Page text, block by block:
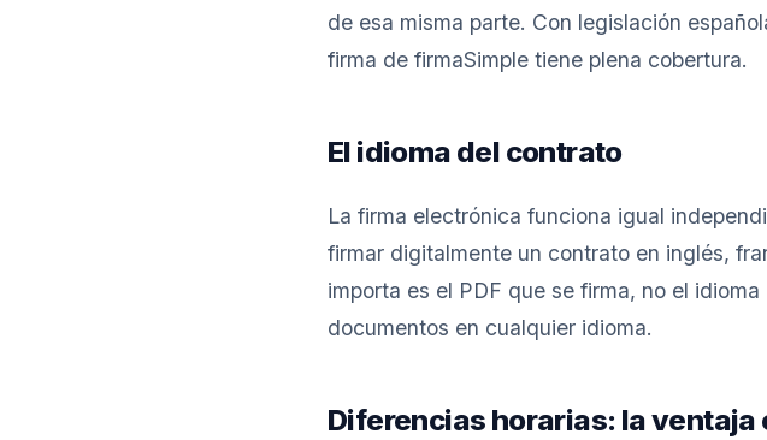
de esa misma parte. Con legislación
firma de firmaSimple tiene plena cobertura.
El idioma del contrato
La firma electrónica funciona igual
firmar digitalmente un contrato en inglés,
importa es el PDF que se firma, no el
documentos en cualquier idioma.
Diferencias horarias: la